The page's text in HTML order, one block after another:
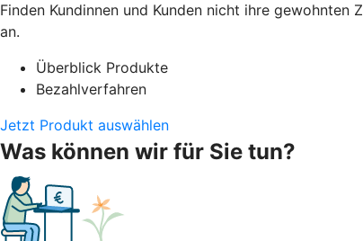
Finden Kundinnen und Kunden nicht ihre
an.
Überblick Produkte
Bezahlverfahren
Jetzt Produkt auswählen
Was können wir für Sie tun?